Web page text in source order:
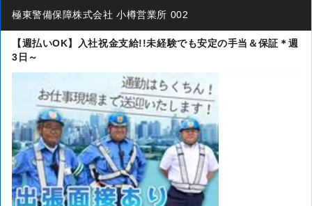
極東警備保障株式会社 小樽営業所 002
【週払いOK】入社祝金支給!!未経験でも安定の手当＆保証＊週
3日～